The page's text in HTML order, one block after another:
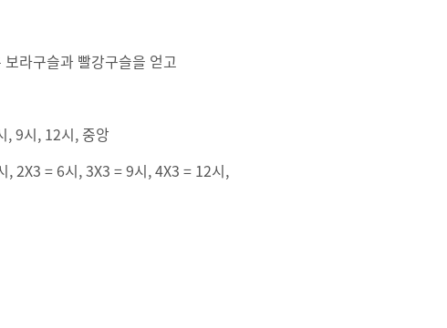
라구슬과 빨강구슬을 얻고
, 9시, 12시, 중앙
, 2X3 = 6시, 3X3 = 9시, 4X3 = 12시,